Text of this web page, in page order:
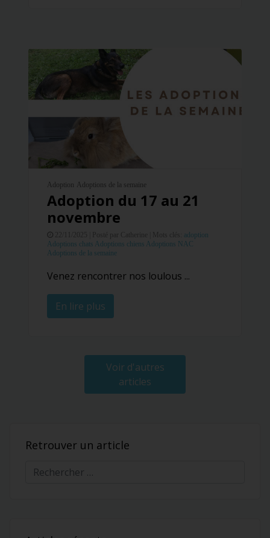
Retrouver un article
Adoption Adoptions de la semaine
Adoption du 17 au 21
novembre
Posté par Catherine | Mots clés: adoption
Adoptions chats Adoptions chiens Adoptions NAC
Adoptions de la semaine
Venez rencontrer nos loulous ...
En lire plus
Voir d'autres
articles